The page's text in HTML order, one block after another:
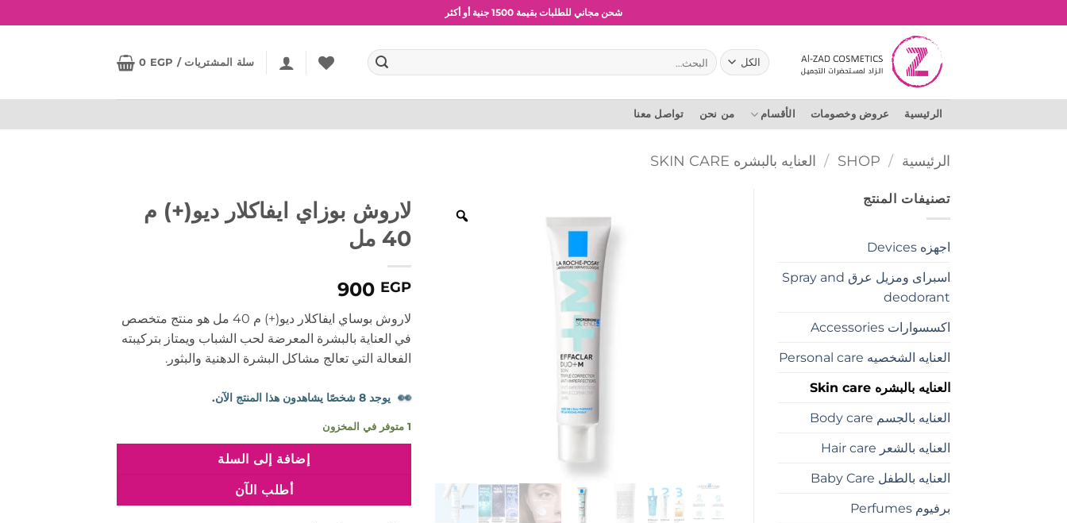
للمحتوى
شحن مجاني للطلبات بقيمة 1500 جنية أو أكثر
البحث
عن:
سلة المشتريات / 0 EGP
الرئيسية عروض وخصومات الأقسام من نحن تواصل معنا
الرئيسية /
SHOP
/ العنايه بالبشره SKIN CARE
تصنيفات المنتج
اجهزه Devices
اسبراى ومزيل عرق Spray and
deodorant
اكسسوارات Accessories
العنايه الشخصيه Personal care
العنايه بالبشره Skin care
العنايه بالجسم Body care
العنايه بالشعر Hair care
العنايه بالطفل Baby Care
برفيوم Perfumes
لاروش بوزاي ايفاكلار ديو(+) م
40 مل
900 EGP
لاروش بوساي ايفاكلار ديو(+) م 40 مل هو منتج متخصص
في العناية بالبشرة المعرضة لحب الشباب ويمتاز بتركيبته
الفعالة التي تعالج مشاكل البشرة الدهنية والبثور.
👀 يوجد 8 شخصًا يشاهدون هذا المنتج الآن.
1 متوفر في المخزون
إضافة إلى السلة
أطلب الآن